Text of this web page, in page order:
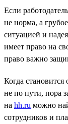
Если
не норма, а
ситуацией и
имеет право на
право важно
Когда
не по пути, пора
на hh.ru можно
сотрудников и